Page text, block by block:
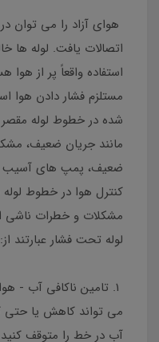
هوای آزاد را می توان
اتصالات یافت. لوله ها
استفاده واقعاً پر از
مستلزم فشار دادن هوا
شده در خطوط لوله
مانند جریان ضعیف،
ضعیف، پمپ های آسیب
کنترل هوا در خطوط
مشکلات و خطرات ناشی
لوله تحت فشار عبارتند از:
1. تامین ناکافی آب -
می تواند کاهش یا حتی
آب در خط را متوقف